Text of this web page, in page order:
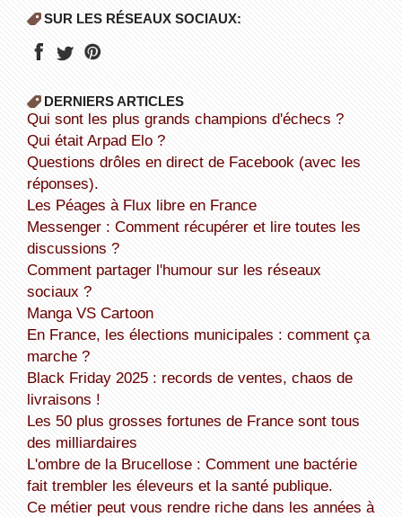
SUR LES RÉSEAUX SOCIAUX:
DERNIERS ARTICLES
Qui sont les plus grands champions d'échecs ?
Qui était Arpad Elo ?
Questions drôles en direct de Facebook (avec les
réponses).
Les Péages à Flux libre en France
Messenger : Comment récupérer et lire toutes les
discussions ?
Comment partager l'humour sur les réseaux
sociaux ?
Manga VS Cartoon
En France, les élections municipales : comment ça
marche ?
Black Friday 2025 : records de ventes, chaos de
livraisons !
Les 50 plus grosses fortunes de France sont tous
des milliardaires
L'ombre de la Brucellose : Comment une bactérie
fait trembler les éleveurs et la santé publique.
Ce métier peut vous rendre riche dans les années à